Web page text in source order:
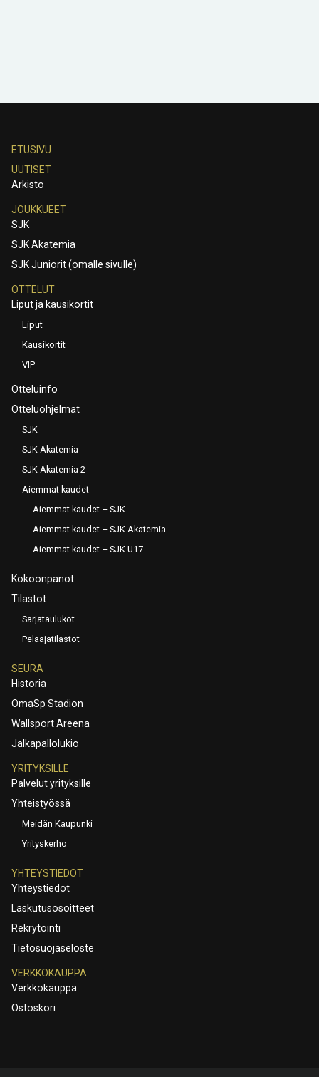
ETUSIVU
UUTISET
Arkisto
JOUKKUEET
SJK
SJK Akatemia
SJK Juniorit (omalle sivulle)
OTTELUT
Liput ja kausikortit
Liput
Kausikortit
VIP
Otteluinfo
Otteluohjelmat
SJK
SJK Akatemia
SJK Akatemia 2
Aiemmat kaudet
Aiemmat kaudet – SJK
Aiemmat kaudet – SJK Akatemia
Aiemmat kaudet – SJK U17
Kokoonpanot
Tilastot
Sarjataulukot
Pelaajatilastot
SEURA
Historia
OmaSp Stadion
Wallsport Areena
Jalkapallolukio
YRITYKSILLE
Palvelut yrityksille
Yhteistyössä
Meidän Kaupunki
Yrityskerho
YHTEYSTIEDOT
Yhteystiedot
Laskutusosoitteet
Rekrytointi
Tietosuojaseloste
VERKKOKAUPPA
Verkkokauppa
Ostoskori